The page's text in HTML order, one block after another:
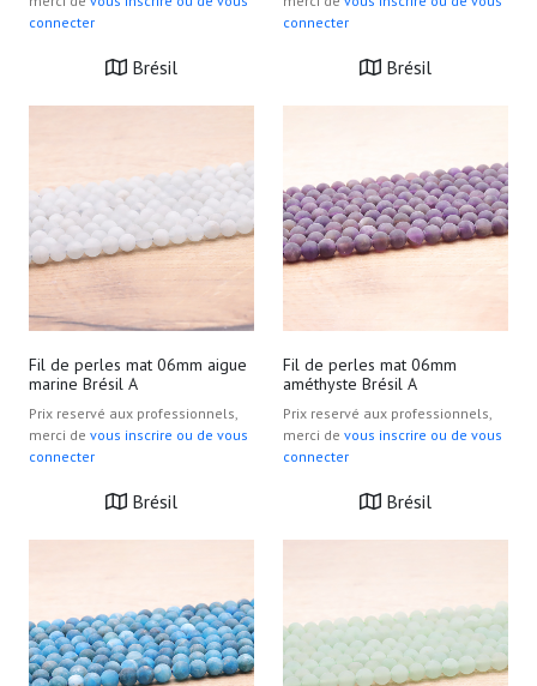
connecter
Brésil
connecter
Brésil
Fil de perles mat 06mm aigue
marine Brésil A
Prix reservé aux professionnels,
merci de vous inscrire ou de vous
connecter
Brésil
Fil de perles mat 06mm
améthyste Brésil A
Prix reservé aux professionnels,
merci de vous inscrire ou de vous
connecter
Brésil